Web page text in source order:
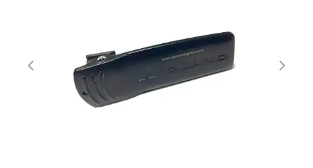
Previous Next